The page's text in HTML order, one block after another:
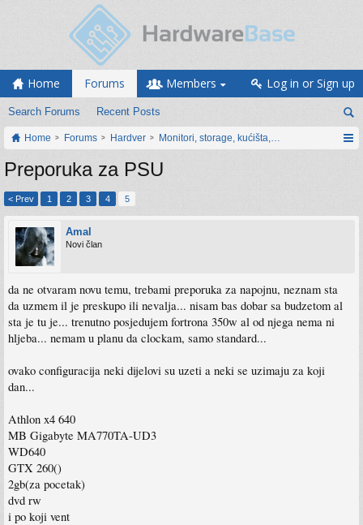
Home Forums
Search Forums Recent Posts
Members Log in or Sign up
Home Forums Hardver Monitori, storage, kućišta, periferija
Preporuka za PSU
< Prev 1 2 3 4 5
Amal
Novi član
da ne otvaram novu temu, trebami preporuka za napojnu, neznam sta
da uzmem il je preskupo ili nevalja... nisam bas dobar sa budzetom al
sta je tu je... trenutno posjedujem fortrona 350w al od njega nema ni
hljeba... nemam u planu da clockam, samo standard...
ovako configuracija neki dijelovi su uzeti a neki se uzimaju za koji
dan...
Athlon x4 640
MB Gigabyte MA770TA-UD3
WD640
GTX 260()
2gb(za pocetak)
dvd rw
i po koji vent